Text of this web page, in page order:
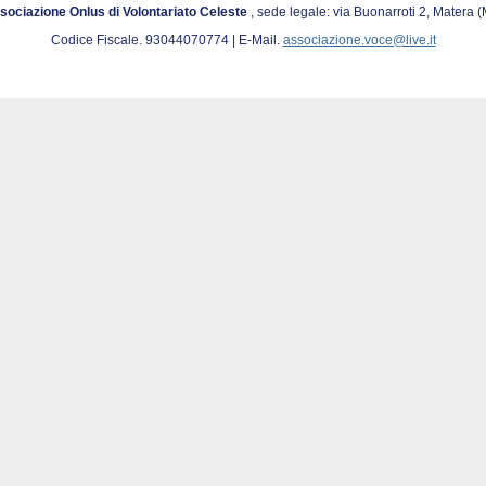
Onlus di Volontariato Celeste , sede legale: via Buonarroti 2, Matera
Codice Fiscale. 93044070774 | E-Mail. associazione.voce@live.it